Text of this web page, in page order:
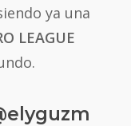
ya una
LEAGUE